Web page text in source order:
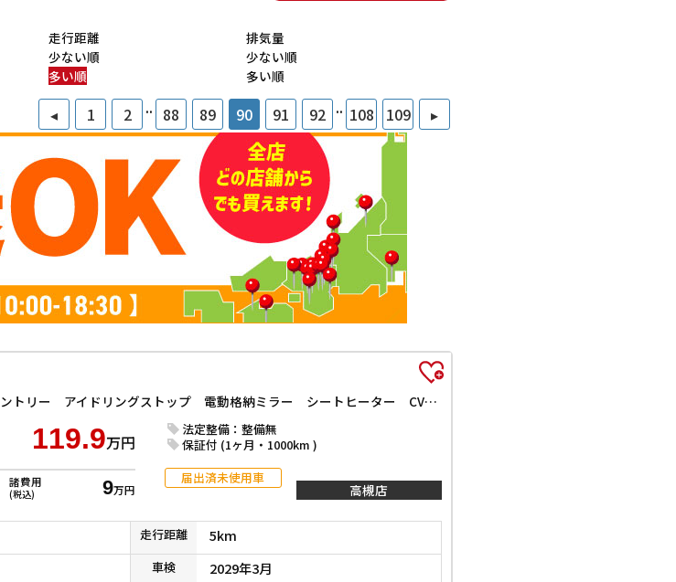
走行距離
少ない順
多い順
排気量
少ない順
多い順
◂ 1 2 .. 88 89 90 91 92 .. 108 109 ▸
L クリアランスソナー レーンアシスト 衝突被害軽減システム オートライト キーレスエントリー アイドリングストップ 電動格納ミラー シートヒーター CVT 盗難防止システム ABS ESC
119.9万円
諸費用
(税込) 9万円
法定整備：整備無
保証付 (1ヶ月・1000km )
届出済未使用車
高槻店
走行距離 5km
車検 2029年3月